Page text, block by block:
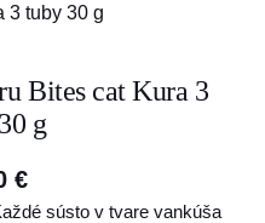
r
3 tuby 30 g
Bites cat Kura 3
g
€
sústo v tvare vankúša